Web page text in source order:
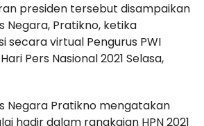
presiden tersebut disampaikan
Negara, Pratikno, ketika
secara virtual Pengurus PWI
Pers Nasional 2021 Selasa,
Negara Pratikno mengatakan
hadir dalam rangkaian HPN 2021